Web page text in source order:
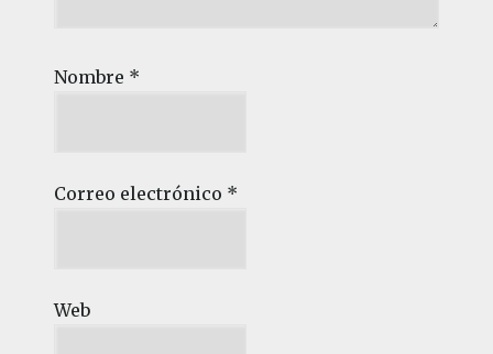
Nombre *
Correo electrónico *
Web